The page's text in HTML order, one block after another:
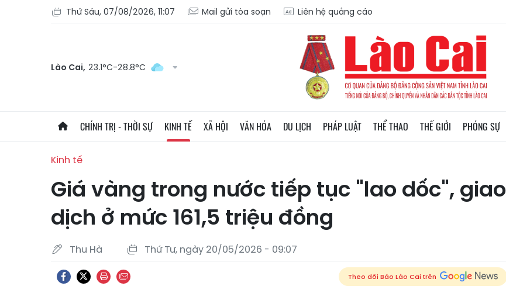
Thứ Sáu, 07/08/2026, 11:07 Mail gửi tòa soạn Liên hệ quảng cáo
Lào Cai, 23.1°C-28.8°C
CHÍNH TRỊ - THỜI SỰ KINH TẾ XÃ HỘI VĂN HÓA DU LỊCH PHÁP LUẬT THỂ THAO THẾ GIỚI PHÓNG SỰ
Kinh tế
Giá vàng trong nước tiếp tục "lao dốc", giao
dịch ở mức 161,5 triệu đồng
Thu Hà Thứ Tư, ngày 20/05/2026 - 09:07
Theo dõi Báo Lào Cai trên